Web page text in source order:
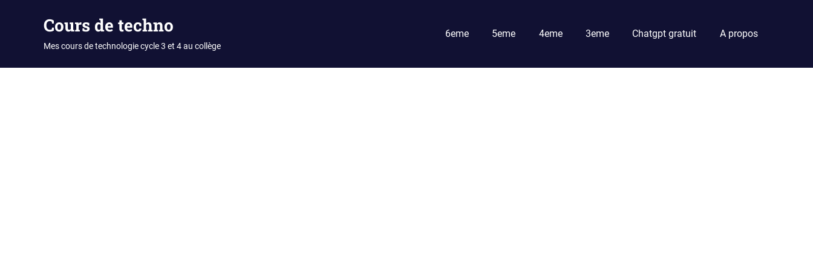
Cours de techno
Mes cours de technologie cycle 3 et 4 au collège
6eme 5eme 4eme 3eme Chatgpt gratuit A propos